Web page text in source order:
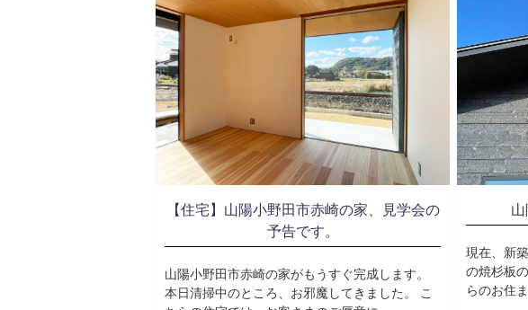
【住宅】山陽小野田市赤崎の家、見学会の
予告です。
山陽小野田市赤崎の家がもうすぐ完成します。
本日清掃中のところ、お邪魔してきました。 こ
現在、新
の焼杉板
らのお住